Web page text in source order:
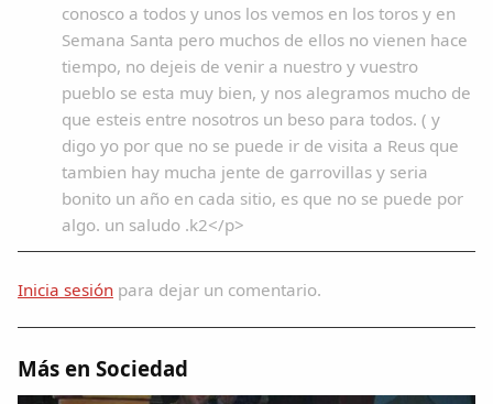
conosco a todos y unos los vemos en los toros y en
Semana Santa pero muchos de ellos no vienen hace
tiempo, no dejeis de venir a nuestro y vuestro
pueblo se esta muy bien, y nos alegramos mucho de
que esteis entre nosotros un beso para todos. ( y
digo yo por que no se puede ir de visita a Reus que
tambien hay mucha jente de garrovillas y seria
bonito un año en cada sitio, es que no se puede por
algo. un saludo .k2</p>
Inicia sesión para dejar un comentario.
Más en Sociedad